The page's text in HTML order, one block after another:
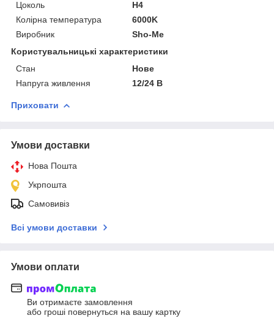
Цоколь
H4
Колірна температура
6000K
Виробник
Sho-Me
Користувальницькі характеристики
Стан
Нове
Напруга живлення
12/24 В
Приховати
Умови доставки
Нова Пошта
Укрпошта
Самовивіз
Всі умови доставки
Умови оплати
Ви отримаєте замовлення
або гроші повернуться на вашу картку